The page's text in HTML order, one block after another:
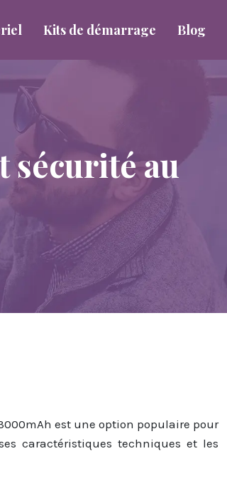
Kits de démarrage Blog
sécurité au
est une option populaire pour
caractéristiques techniques et les